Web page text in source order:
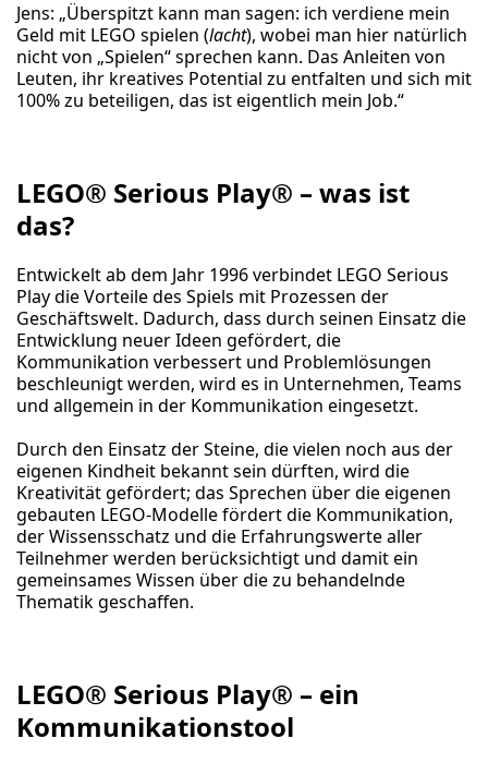
Jens: „Überspitzt kann man sagen: ich verdiene mein
Geld mit LEGO spielen (lacht), wobei man hier natürlich
nicht von „Spielen“ sprechen kann. Das Anleiten von
Leuten, ihr kreatives Potential zu entfalten und sich mit
100% zu beteiligen, das ist eigentlich mein Job.“
LEGO® Serious Play® – was ist
das?
Entwickelt ab dem Jahr 1996 verbindet LEGO Serious
Play die Vorteile des Spiels mit Prozessen der
Geschäftswelt. Dadurch, dass durch seinen Einsatz die
Entwicklung neuer Ideen gefördert, die
Kommunikation verbessert und Problemlösungen
beschleunigt werden, wird es in Unternehmen, Teams
und allgemein in der Kommunikation eingesetzt.
Durch den Einsatz der Steine, die vielen noch aus der
eigenen Kindheit bekannt sein dürften, wird die
Kreativität gefördert; das Sprechen über die eigenen
gebauten LEGO-Modelle fördert die Kommunikation,
der Wissensschatz und die Erfahrungswerte aller
Teilnehmer werden berücksichtigt und damit ein
gemeinsames Wissen über die zu behandelnde
Thematik geschaffen.
LEGO® Serious Play® – ein
Kommunikationstool